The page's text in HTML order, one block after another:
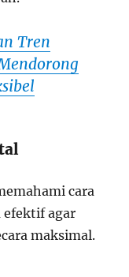
Tren
cara
efektif agar
maksimal.